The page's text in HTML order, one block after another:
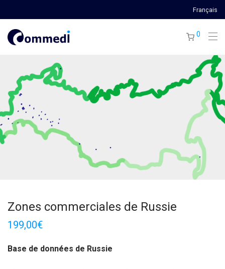
Français
0
Zones commerciales de Russie
199,00€
Base de données de Russie